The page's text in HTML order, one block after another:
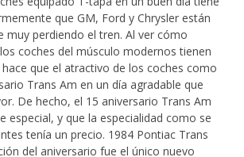
que GM, Ford y Chrysler están
muy perdiendo el tren. Al ver cómo
coches del músculo modernos tienen
que el atractivo de los coches como
Trans Am en un día agradable que
De hecho, el 15 aniversario Trans Am
especial, y que la especialidad como se
tenía un precio. 1984 Pontiac Trans
del aniversario fue el único nuevo